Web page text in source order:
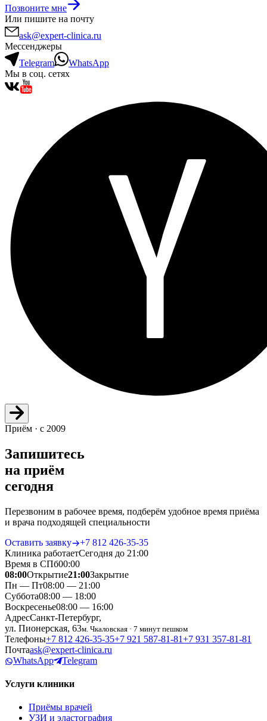
Позвоните мне
Или пишите на почту
ask@expert-clinica.ru
Мессенджеры
Telegram
WhatsApp
Мы в соц. сетях
Приём · с 2009
Запишитесь
на приём
сегодня
Перезвоним в рабочее время, подберём удобное время приёма
и врача подходящей специальности
Оставить заявку
+7 812 426‑35‑35
Клиника работаетСегодня до 21:00
Время в СПб00:00
08:00Открытие21:00Закрытие
Пн — Пт08:00 — 21:00
Суббота08:00 — 18:00
Воскресенье08:00 — 16:00
АдресСанкт-Петербург,
ул. Пионерская, 63м. Чкаловская · 7 минут пешком
Телефоны+7 812 426‑35‑35+7 921 587‑81‑81+7 931 357‑81‑81
Почтаask@expert-clinica.ru
WhatsApp
Telegram
Услуги клиники
Приёмы врачей
УЗИ и эластография